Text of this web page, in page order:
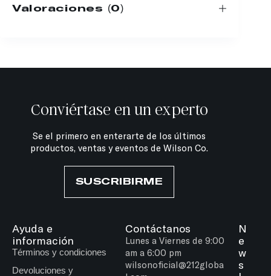
Valoraciones (0)
Conviértase en un experto
Se el primero en enterarte de los últimos
productos, ventas y eventos de Wilson Co.
SUSCRIBIRME
Ayuda e
información
Términos y condiciones
Devoluciones y
Contáctanos
Lunes a Viernes de 9:00
am a 6:00 pm
wilsonoficial@212globa
N
e
w
s